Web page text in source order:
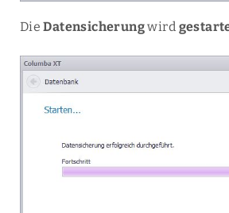
DieDatensicherungwird